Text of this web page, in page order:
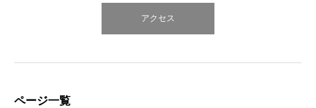
アクセス
ページ一覧